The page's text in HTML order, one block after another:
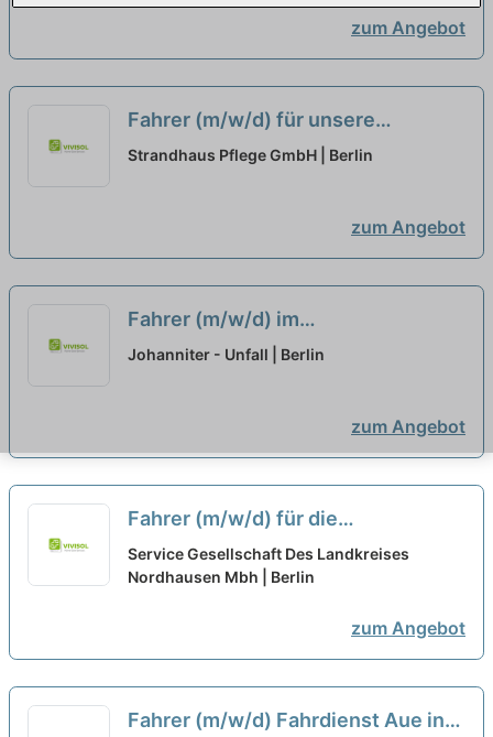
zum Angebot
Fahrer (m/w/d) für unsere
Tagespflege in Teilzeit neu
Strandhaus Pflege GmbH | Berlin
zum Angebot
Fahrer (m/w/d) im
Linienverkehr/Schülerfahrdienst in
Johanniter - Unfall | Berlin
zum Angebot
Fahrer (m/w/d) für die
Personenbeförderung auf Minijob-
oder Teilzeitbasis gesucht - ca. 15
Service Gesellschaft Des Landkreises
Nordhausen Mbh | Berlin
zum Angebot
Fahrer (m/w/d) Fahrdienst Aue in